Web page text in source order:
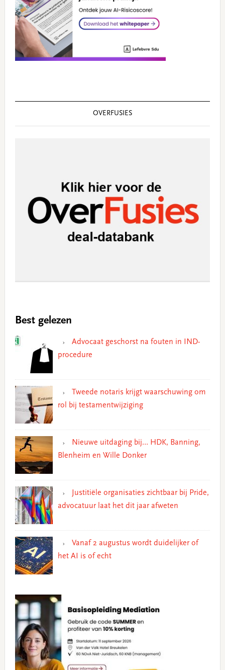
OVERFUSIES
Best gelezen
Advocaat geschorst na fouten in IND-
procedure
Tweede notaris krijgt waarschuwing om
rol bij testamentwijziging
Nieuwe uitdaging bij… HDK, Banning,
Blenheim en Wille Donker
Justitiële organisaties zichtbaar bij Pride,
advocatuur laat het dit jaar afweten
Vanaf 2 augustus wordt duidelijker of
het AI is of echt